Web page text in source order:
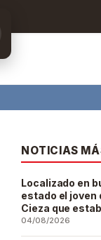
NOTICIAS
Localizado en
estado el joven
Cieza que
desaparecido
el pasado 29
04/08/2026